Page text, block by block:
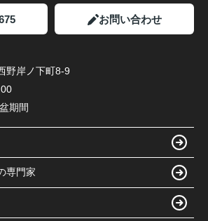
お問い合わせ
野岸ノ下町8-9
期間
専門家